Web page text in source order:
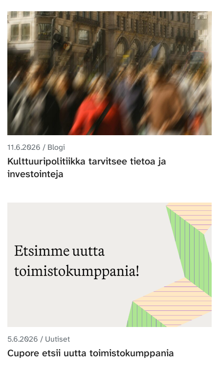
11.6.2026 / Blogi
Kulttuuripolitiikka tarvitsee tietoa ja
investointeja
5.6.2026 / Uutiset
Cupore etsii uutta toimistokumppania